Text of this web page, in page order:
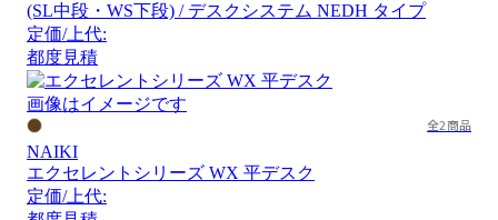
(SL中段・WS下段) / デスクシステム NEDH タイプ
定価/上代:
都度見積
画像はイメージです
全2商品
NAIKI
エクセレントシリーズ WX 平デスク
定価/上代: